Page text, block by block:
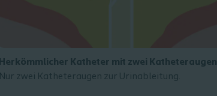
Herkömmlicher Katheter mit zwei Katheteraugen
Nur zwei Katheteraugen zur Urinableitung.